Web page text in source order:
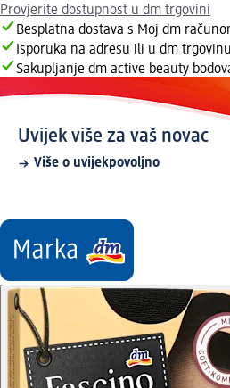
Provjerite dostupnost u dm trgovini
Besplatna dostava s Moj dm
Isporuka na adresu ili u dm trgovinu
Sakupljanje dm active beauty
Uvijek više za vaš novac
Više o uvijekpovoljno